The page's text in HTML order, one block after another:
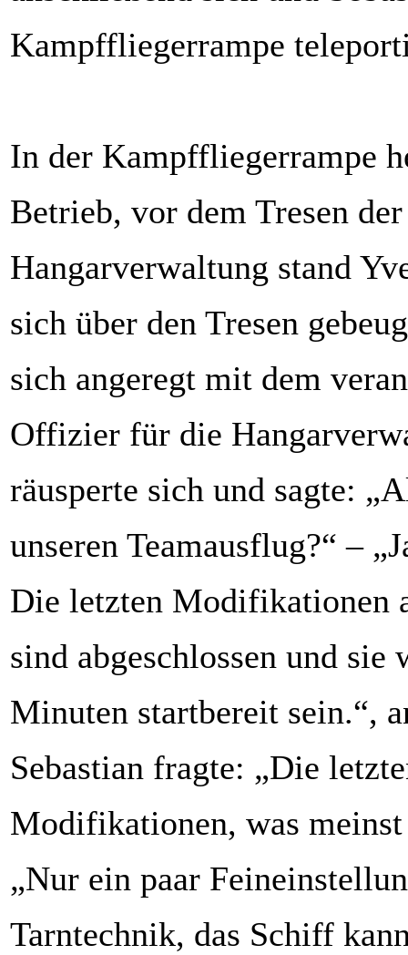
Kampffliegerrampe
In der Kampffliegerrampe
Betrieb, vor dem Tresen der
Hangarverwaltung stand
sich über den Tresen
sich angeregt mit dem
Offizier für die
räusperte sich und sagte:
unseren Teamausflug?“ –
Die letzten Modifikationen
sind abgeschlossen und
Minuten startbereit sein.“,
Sebastian fragte: „Die
Modifikationen, was
„Nur ein paar
Tarntechnik, das Schiff